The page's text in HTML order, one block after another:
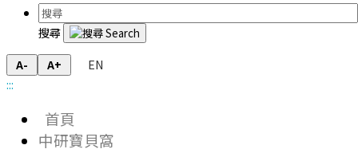
搜尋
A- A+
EN
:::
首頁
中研寶貝窩